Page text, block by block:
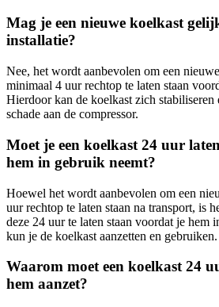
Mag je een nieuwe koelkast
installatie?
Nee, het wordt aanbevolen om een
minimaal 4 uur rechtop te laten staan
Hierdoor kan de koelkast zich
schade aan de compressor.
Moet je een koelkast 24 uur
hem in gebruik neemt?
Hoewel het wordt aanbevolen om een
uur rechtop te laten staan na transport, is
deze 24 uur te laten staan voordat je hem
kun je de koelkast aanzetten en gebruiken.
Waarom moet een koelkast 24
hem aanzet?